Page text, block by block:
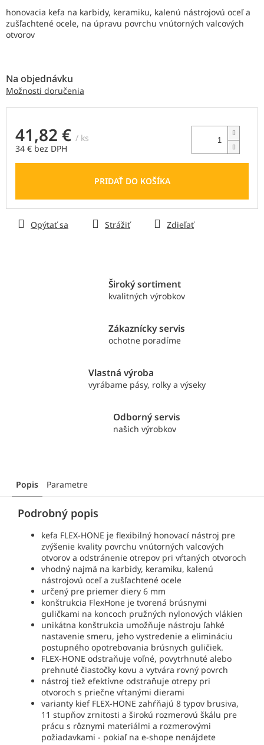
Na objednávku
Možnosti doručenia
41,82 € / ks
34 € bez DPH
Jednotková
PRIDAŤ DO KOŠÍKA
honovacia kefa na karbidy, keramiku, kalenú nástrojovú oceľ a
zušľachtené ocele, na úpravu povrchu vnútorných valcových
otvorov
Opýtať sa Strážiť Zdieľať
5
hviezdičiek.
Široký sortiment
kvalitných výrobkov
Zákaznícky servis
ochotne poradíme
Vlastná výroba
vyrábame pásy, rolky a výseky
Odborný servis
našich výrobkov
Popis Parametre
Podrobný popis
kefa FLEX-HONE je flexibilný honovací nástroj pre
zvýšenie kvality povrchu vnútorných valcových
otvorov a odstránenie otrepov pri vŕtaných otvoroch
vhodný najmä na karbidy, keramiku, kalenú
nástrojovú oceľ a zušľachtené ocele
určený pre priemer diery 6 mm
konštrukcia FlexHone je tvorená brúsnymi
guličkami na koncoch pružných nylonových vlákien
unikátna konštrukcia umožňuje nástroju ľahké
nastavenie smeru, jeho vystredenie a elimináciu
postupného opotrebovania brúsnych guličiek.
FLEX-HONE odstraňuje voľné, povytrhnuté alebo
prehnuté čiastočky kovu a vytvára rovný povrch
nástroj tiež efektívne odstraňuje otrepy pri
otvoroch s priečne vŕtanými dierami
varianty kief FLEX-HONE zahŕňajú 8 typov brusiva,
11 stupňov zrnitosti a širokú rozmerovú škálu pre
prácu s rôznymi materiálmi a rozmerovými
požiadavkami - pokiaľ na e-shope nenájdete